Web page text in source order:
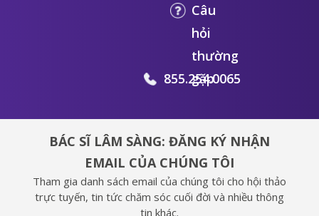
855.254.0065
Câu
hỏi
thường
gặp
BÁC SĨ LÂM SÀNG: ĐĂNG KÝ NHẬN
EMAIL CỦA CHÚNG TÔI
Tham gia danh sách email của chúng tôi cho hội thảo
trực tuyến, tin tức chăm sóc cuối đời và nhiều thông
tin khác.